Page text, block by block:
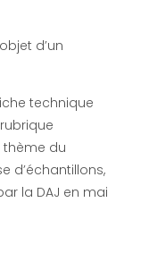
d’un
technique
thème du
d’échantillons,
la DAJ en mai